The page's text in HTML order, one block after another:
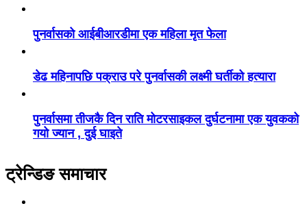
पुनर्वासको आईबीआरडीमा एक महिला मृत फेला
डेढ महिनापछि पक्राउ परे पुनर्वासकी लक्ष्मी घर्तीको हत्यारा
पुनर्वासमा तीजकै दिन राति मोटरसाइकल दुर्घटनामा एक युवकको
गयो ज्यान , दुई घाइते
ट्रेन्डिङ समाचार